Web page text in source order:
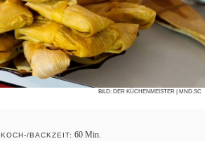
BILD: DER KÜCHENMEISTER | MND.SC
KOCH-/BACK­ZEIT: 60 Min.